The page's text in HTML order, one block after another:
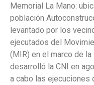
Memorial La Mano:
población
levantado por los
ejecutados del
(MIR) en el marco de
desarrolló la CNI en
a cabo las ejecuciones